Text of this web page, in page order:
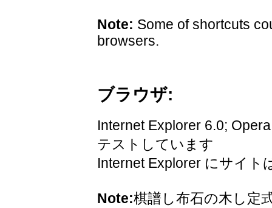
Note: Some of shortcuts
browsers.
ブラウザ:
Internet Explorer 6.0;
テストしています
Internet Explorer にサイト
Note:棋譜し布石の木し定